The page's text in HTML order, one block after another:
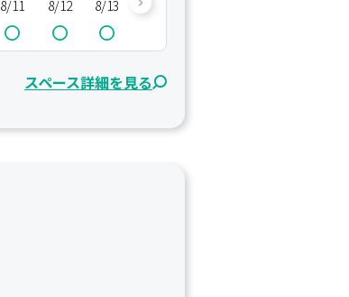
8/11
8/12
8/13
8/14
スペース詳細を見る